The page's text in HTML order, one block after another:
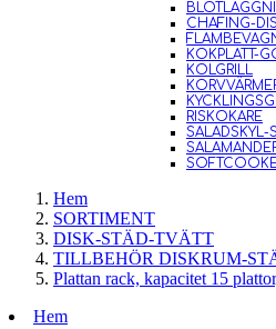
CHAFING-
KOKPLATT-
KOLGRILL
RISKOKARE
SALADSKYL-
Hem
SORTIMENT
DISK-STÄD-TVÄTT
TILLBEHÖR DISKRUM-
Plattan rack, kapacitet 15
Hem